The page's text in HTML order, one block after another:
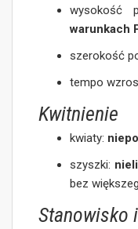
wysokość
warunkach
szerokość
tempo
Kwitnienie
kwiaty:
szyszki:
bez
Stanowisko